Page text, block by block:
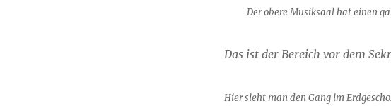
Der obere Musiksaal hat einen
Das ist der Bereich vor dem
Hier sieht man den Gang im